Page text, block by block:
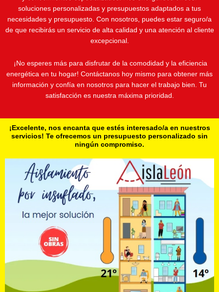
soluciones personalizadas y presupuestos adaptados a tus
necesidades y presupuesto. Con nosotros, puedes estar seguro/a
de que recibirás un servicio de alta calidad y una atención al cliente
excepcional.
¡No esperes más para disfrutar de la comodidad y la eficiencia
energética en tu hogar! Contáctanos hoy mismo para obtener más
información y confía en nosotros para hacer el trabajo bien. Tu
satisfacción es nuestra máxima prioridad.
¡Excelente, nos encanta que estés interesado/a en nuestros
servicios! Te ofrecemos un presupuesto personalizado sin
ningún compromiso.